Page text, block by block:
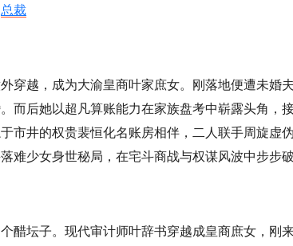
总裁
穿越，成为大渝皇商叶家庶女。刚落地便遭未婚
而后她以超凡算账能力在家族盘考中崭露头角，
市井的权贵裴恒化名账房相伴，二人联手周旋虚
难少女身世秘局，在宅斗商战与权谋风波中步步
醋坛子。现代审计师叶辞书穿越成皇商庶女，刚